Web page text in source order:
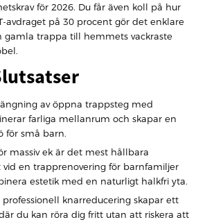
för 2026. Du får även koll på hur
avdraget på 30 procent gör det enklare
gamla trappa till hemmets vackraste
av öppna trappsteg med
farliga mellanrum och skapar en
för små barn.
massiv ek är det mest hållbara
vid en trapprenovering för barnfamiljer
estetik med en naturligt halkfri yta.
professionell knarreducering skapar ett
du kan röra dig fritt utan att riskera att